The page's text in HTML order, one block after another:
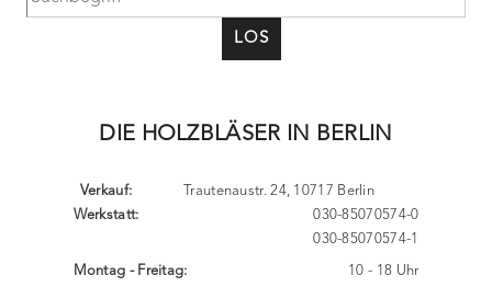
LOS
DIE HOLZBLÄSER IN BERLIN
Trautenaustr. 24, 10717 Berlin
Verkauf:
Werkstatt:
030-85070574-0
030-85070574-1
Montag - Freitag:
10 - 18 Uhr